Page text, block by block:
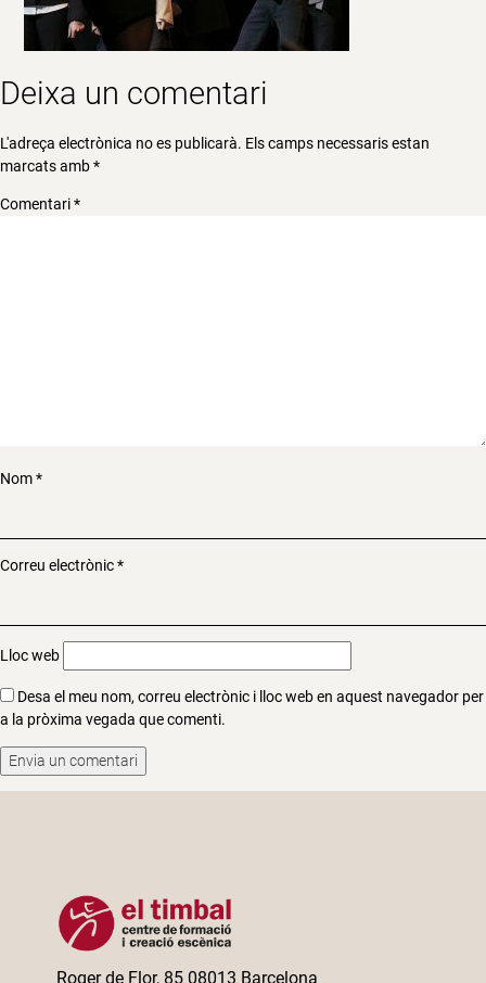
Deixa un comentari
L'adreça electrònica no es publicarà. Els camps necessaris estan
marcats amb*
Comentari*
Nom*
Correu electrònic*
Lloc web
Desa el meu nom, correu electrònic i lloc web en aquest navegador per
a la pròxima vegada que comenti.
Roger de Flor, 85 08013 Barcelona